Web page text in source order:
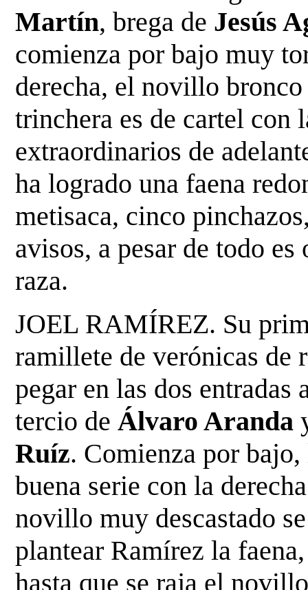
Martín, brega de Jesús
comienza por bajo muy
derecha, el novillo
trinchera es de cartel con
extraordinarios de
ha logrado una faena
metisaca, cinco
avisos, a pesar de todo
raza.
JOEL RAMÍREZ. Su
ramillete de verónicas de
pegar en las dos
tercio deÁlvaro Aranda
Ruíz. Comienza por
buena serie con la
novillo muy descastado
plantear Ramírez la
hasta que se raja el